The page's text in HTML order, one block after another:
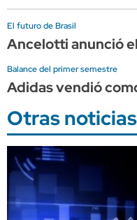
El futuro de Brasil
Ancelotti anunció
Balance del primer semestre
Adidas vendió
Otras noticias